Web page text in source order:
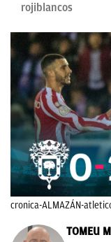
rojiblancos
cronica-ALMAZÁN-
TOMEU